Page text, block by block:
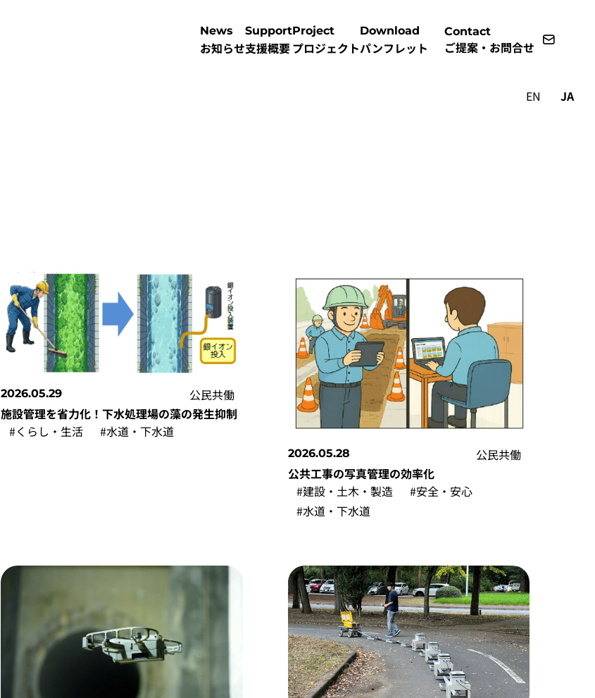
News
お知らせ
Support
支援概要
Project
プロジェクト
Download
パンフレット
Contact
ご提案・お問合せ
EN JA
2026.05.29
公民共働
施設管理を省力化！下水処理場の藻の発生抑制
#くらし・生活
#水道・下水道
2026.05.28
公民共働
公共⼯事の写真管理の効率化
#建設・土木・製造
#安全・安心
#水道・下水道